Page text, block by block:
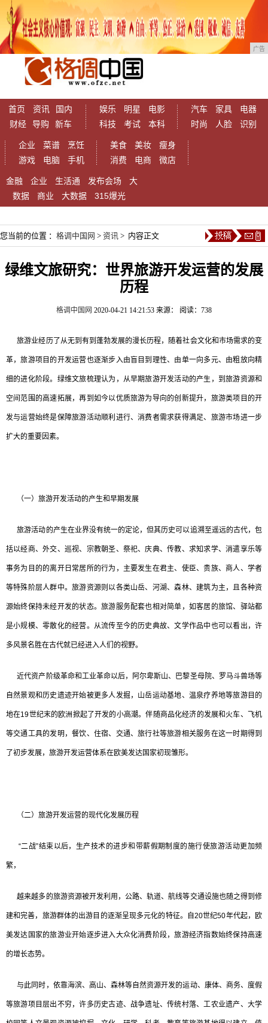
广告
首页 资讯
国内
财经
导购 新车
娱乐 明星
电影
科技
考试 本科
汽车 家具
电器
时尚
人脸 识别
企业 菜谱
烹饪
游戏
电脑 手机
美食 美妆
瘦身
消费
电商 微店
金融 企业 生活通 发布会场
大
数据
商业 大数据 315爆光
您当前的位置 ： 格调中国网 > 资讯 > 内容正文
绿维文旅研究：世界旅游开发运营的发展
历程
格调中国网 2020-04-21 14:21:53 来源： 阅读：738
旅游业经历了从无到有到蓬勃发展的漫长历程，随着社会文化和市场需求的变
革，旅游项目的开发运营也逐渐步入由盲目到理性、由单一向多元、由粗放向精
细的进化阶段。绿维文旅梳理认为，从早期旅游开发活动的产生，到旅游资源和
空间范围的高速拓展，再到如今以优质旅游为导向的创新提升，旅游类项目的开
发与运营始终是保障旅游活动顺利进行、消费者需求获得满足、旅游市场进一步
扩大的重要因素。
（一）旅游开发活动的产生和早期发展
旅游活动的产生在业界没有统一的定论，但其历史可以追溯至遥远的古代，包
括以经商、外交、巡视、宗教朝圣、祭祀、庆典、传教、求知求学、消遣享乐等
事务为目的的离开日常居所的行为，主要发生在君主、使臣、贵族、商人、学者
等特殊阶层人群中。旅游资源则以各类山岳、河湖、森林、建筑为主，且各种资
源始终保持未经开发的状态。旅游服务配套也相对简单，如客居的旅馆、驿站都
是小规模、零散化的经营。从流传至今的历史典故、文学作品中也可以看出，许
多风景名胜在古代就已经进入人们的视野。
近代资产阶级革命和工业革命以后，阿尔卑斯山、巴黎圣母院、罗马斗兽场等
自然景观和历史遗迹开始被更多人发掘，山岳运动基地、温泉疗养地等旅游目的
地在19世纪末的欧洲掀起了开发的小高潮。伴随商品化经济的发展和火车、飞机
等交通工具的发明，餐饮、住宿、交通、旅行社等旅游相关服务在这一时期得到
了初步发展，旅游开发运营体系在欧美发达国家初现雏形。
（二）旅游开发运营的现代化发展历程
“二战”结束以后，生产技术的进步和带薪假期制度的施行使旅游活动更加频
繁，
越来越多的旅游资源被开发利用，公路、轨道、航线等交通设施也随之得到修
建和完善，旅游群体的出游目的逐渐呈现多元化的特征。自20世纪50年代起，欧
美发达国家的旅游业开始逐步进入大众化消费阶段，旅游经济指数始终保持高速
的增长态势。
与此同时，依靠海滨、高山、森林等自然资源开发的运动、康体、商务、度假
等旅游项目层出不穷，许多历史古迹、战争遗址、传统村落、工农业遗产、大学